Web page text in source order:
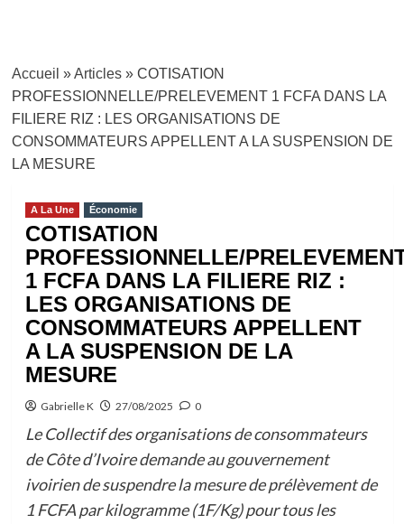
Accueil »Articles» COTISATION
PROFESSIONNELLE/PRELEVEMENT 1 FCFA DANS LA
FILIERE RIZ : LES ORGANISATIONS DE
CONSOMMATEURS APPELLENT A LA SUSPENSION DE
LA MESURE
A La Une Économie
COTISATION
PROFESSIONNELLE/
1 FCFA DANS LA FILIERE RIZ :
LES ORGANISATIONS DE
CONSOMMATEURS APPELLENT
A LA SUSPENSION DE LA
MESURE
Gabrielle K 27/08/2025 0
Le Collectif des organisations de consommateurs
de Côte d’Ivoire demande au gouvernement
ivoirien de suspendre la mesure de prélèvement de
1 FCFA par kilogramme (1F/Kg) pour tous les